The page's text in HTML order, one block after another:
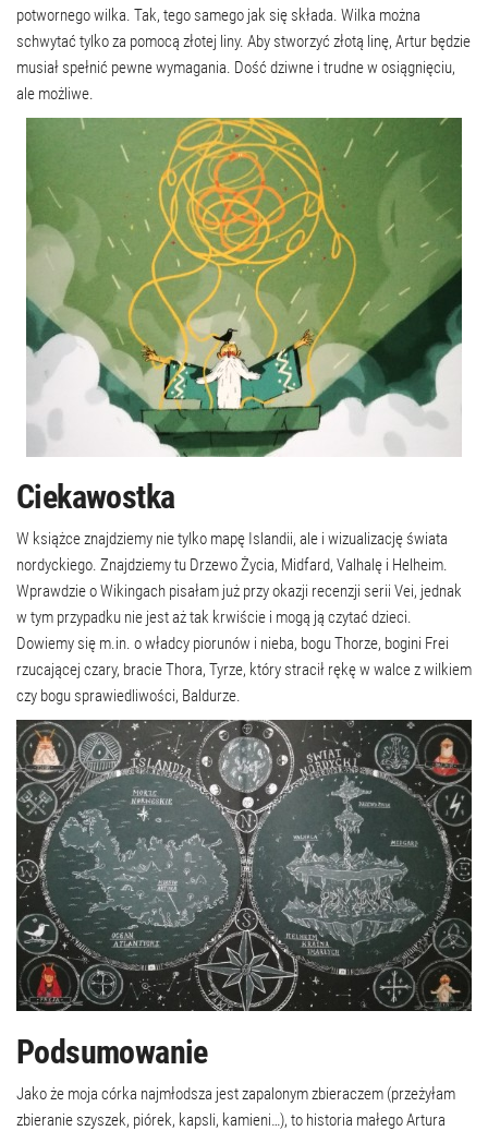
potwornego wilka. Tak, tego samego jak się składa. Wilka można
schwytać tylko za pomocą złotej liny. Aby stworzyć złotą linę, Artur będzie
musiał spełnić pewne wymagania. Dość dziwne i trudne w osiągnięciu,
ale możliwe.
Ciekawostka
W książce znajdziemy nie tylko mapę Islandii, ale i wizualizację świata
nordyckiego. Znajdziemy tu Drzewo Życia, Midfard, Valhalę i Helheim.
Wprawdzie o Wikingach pisałam już przy okazji recenzji serii Vei, jednak
w tym przypadku nie jest aż tak krwiście i mogą ją czytać dzieci.
Dowiemy się m.in. o władcy piorunów i nieba, bogu Thorze, bogini Frei
rzucającej czary, bracie Thora, Tyrze, który stracił rękę w walce z wilkiem
czy bogu sprawiedliwości, Baldurze.
Podsumowanie
Jako że moja córka najmłodsza jest zapalonym zbieraczem (przeżyłam
zbieranie szyszek, piórek, kapsli, kamieni…), to historia małego Artura